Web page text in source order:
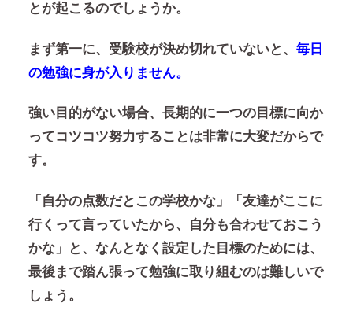
とが起こるのでしょうか。
まず第一に、受験校が決め切れていないと、 毎日
の勉強に身が入りません。
強い目的がない場合、長期的に一つの目標に向か
ってコツコツ努力することは非常に大変だからで
す。
「自分の点数だとこの学校かな」「友達がここに
行くって言っていたから、自分も合わせておこう
かな」と、なんとなく設定した目標のためには、
最後まで踏ん張って勉強に取り組むのは難しいで
しょう。